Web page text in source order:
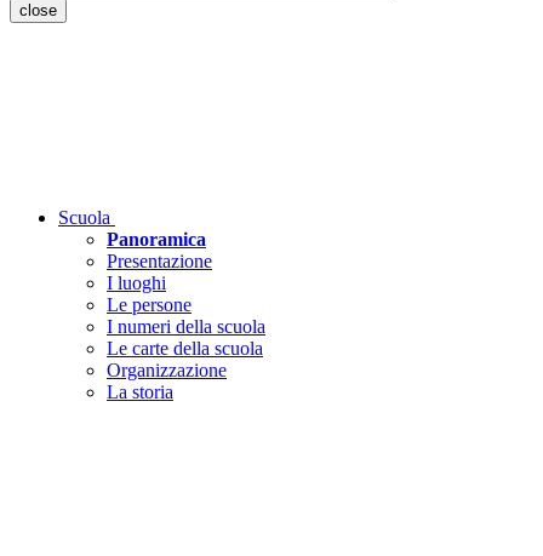
close
Scuola
Panoramica
Presentazione
I luoghi
Le persone
I numeri della scuola
Le carte della scuola
Organizzazione
La storia